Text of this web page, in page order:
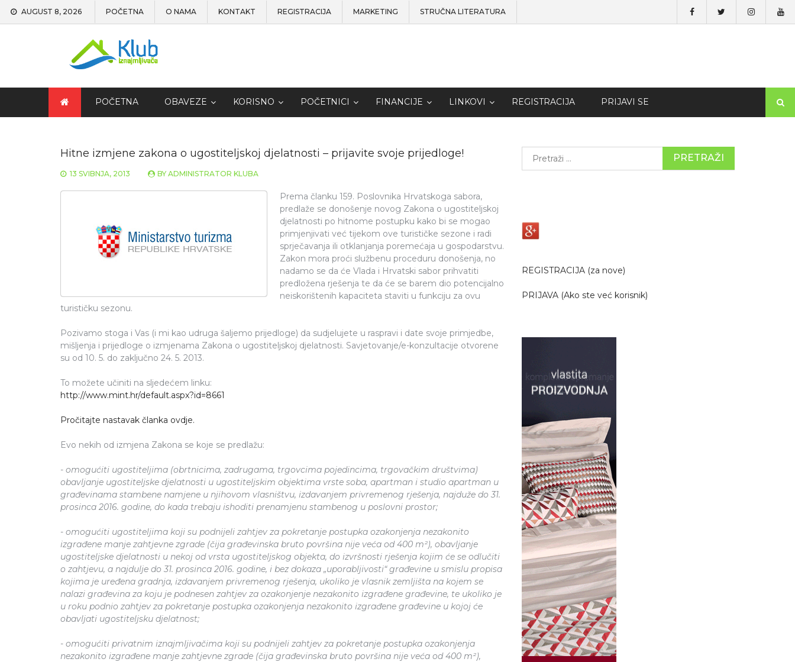
AUGUST 8, 2026 POČETNA O NAMA KONTAKT REGISTRACIJA MARKETING STRUČNA LITERATURA
POČETNA OBAVEZE KORISNO POČETNICI FINANCIJE LINKOVI REGISTRACIJA PRIJAVI SE
Hitne izmjene zakona o ugostiteljskoj djelatnosti – prijavite svoje prijedloge!
13 SVIBNJA, 2013 BY ADMINISTRATOR KLUBA
Prema članku 159. Poslovnika Hrvatskoga sabora,
predlaže se donošenje novog Zakona o ugostiteljskoj
djelatnosti po hitnome postupku kako bi se mogao
primjenjivati već tijekom ove turističke sezone i radi
sprječavanja ili otklanjanja poremećaja u gospodarstvu.
Zakon mora proći službenu proceduru donošenja, no
nadamo se da će Vlada i Hrvatski sabor prihvatiti
predložena rješenja te da će se barem dio potencijalno
neiskorištenih kapaciteta staviti u funkciju za ovu
turističku sezonu.
Pozivamo stoga i Vas (i mi kao udruga šaljemo prijedloge) da sudjelujete u raspravi i date svoje primjedbe,
mišljenja i prijedloge o izmjenama Zakona o ugostiteljskoj djelatnosti. Savjetovanje/e-konzultacije otvorene
su od 10. 5. do zaključno 24. 5. 2013.
To možete učiniti na sljedećem linku:
http://www.mint.hr/default.aspx?id=8661
Pročitajte nastavak članka ovdje.
Evo nekih od izmjena Zakona se koje se predlažu:
- omogućiti ugostiteljima (obrtnicima, zadrugama, trgovcima pojedincima, trgovačkim društvima)
obavljanje ugostiteljske djelatnosti u ugostiteljskim objektima vrste soba, apartman i studio apartman u
građevinama stambene namjene u njihovom vlasništvu, izdavanjem privremenog rješenja, najduže do 31.
prosinca 2016. godine, do kada trebaju ishoditi prenamjenu stambenog u poslovni prostor;
- omogućiti ugostiteljima koji su podnijeli zahtjev za pokretanje postupka ozakonjenja nezakonito
izgrađene manje zahtjevne zgrade (čija građevinska bruto površina nije veća od 400 m²), obavljanje
ugostiteljske djelatnosti u nekoj od vrsta ugostiteljskog objekta, do izvršnosti rješenja kojim će se odlučiti
o zahtjevu, a najdulje do 31. prosinca 2016. godine, i bez dokaza „uporabljivosti“ građevine u smislu propisa
kojima je uređena gradnja, izdavanjem privremenog rješenja, ukoliko je vlasnik zemljišta na kojem se
nalazi građevina za koju je podnesen zahtjev za ozakonjenje nezakonito izgrađene građevine, te ukoliko je
u roku podnio zahtjev za pokretanje postupka ozakonjenja nezakonito izgrađene građevine u kojoj će
obavljati ugostiteljsku djelatnost;
- omogućiti privatnim iznajmljivačima koji su podnijeli zahtjev za pokretanje postupka ozakonjenja
nezakonito izgrađene manje zahtjevne zgrade (čija građevinska bruto površina nije veća od 400 m²),
REGISTRACIJA (za nove)
PRIJAVA (Ako ste već korisnik)